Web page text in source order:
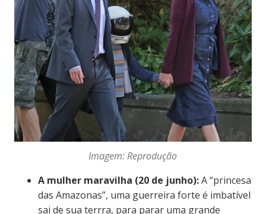
Imagem: Reprodução
A mulher maravilha (20 de junho):A “princesa
das Amazonas”, uma guerreira forte é imbatível
sai de sua terrra, para parar uma grande